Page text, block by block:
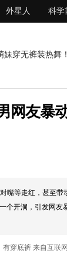
外星人 科学
妹穿无裤装热舞
网友暴
对嘴等走红，甚至
个开洞，引发网友
穿底裤 来自互联